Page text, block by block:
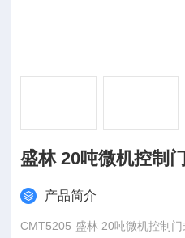
盛林 20吨微机控制
产品简介
CMT5205 盛林 20吨微机控制